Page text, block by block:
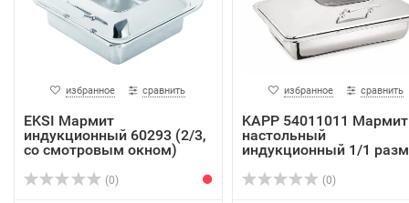
избранное сравнить
EKSI Мармит
индукционный 60293 (2/3,
со смотровым окном)
(0)
избранное сравнить
KAPP 54011011 Мармит
настольный
индукционный 1/1
(0)